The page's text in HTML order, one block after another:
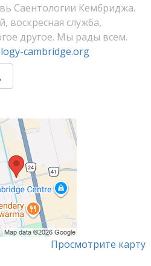
Саентологии Кембриджа.
воскресная служба,
другое. Мы рады всем.
cambridge.org
Просмотрите карту